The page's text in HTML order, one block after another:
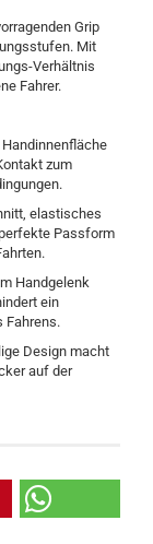
Grip
Mit
Verhältnis
Fahrer.
zum
elastisches
Passform
Handgelenk
ein
Fahrens.
Design macht
auf der